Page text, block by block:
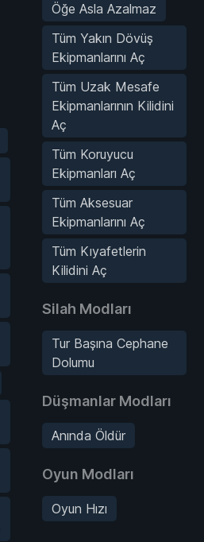
Öğe Asla Azalmaz
Tüm Yakın Dövüş
Ekipmanlarını Aç
Tüm Uzak Mesafe
Ekipmanlarının Kilidini
Aç
Tüm Koruyucu
Ekipmanları Aç
Tüm Aksesuar
Ekipmanlarını Aç
Tüm Kıyafetlerin
Kilidini Aç
Silah Modları
Tur Başına Cephane
Dolumu
Düşmanlar Modları
Anında Öldür
Oyun Modları
Oyun Hızı